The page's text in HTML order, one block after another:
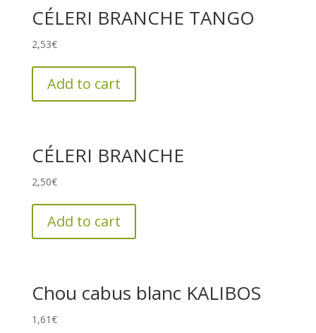
CÉLERI BRANCHE TANGO
2,53€
Add to cart
CÉLERI BRANCHE
2,50€
Add to cart
Chou cabus blanc KALIBOS
1,61€